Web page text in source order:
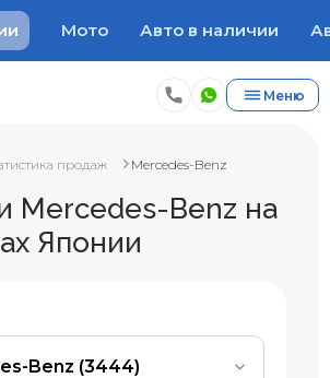
Мото Авто в наличии
Меню
продаж Mercedes-Benz
Mercedes-Benz на
Японии
Benz (3444)